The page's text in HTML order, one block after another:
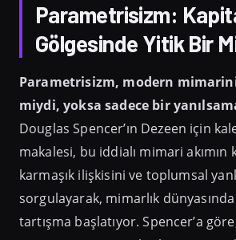
Parametrisizm:
Gölgesinde Yitik Bir
Parametrisizm, modern
miydi, yoksa sadece bir
Douglas Spencer’ın Dezeen için
makalesi, bu iddialı mimari
karmaşık ilişkisini ve toplumsal
sorgulayarak, mimarlık
tartışma başlatıyor. Spencer’a